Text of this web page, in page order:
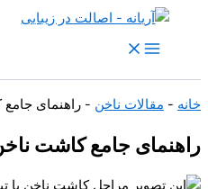
خانه-مقالات ناخن-راهنمای جامع
راهنمای جامع کاشت